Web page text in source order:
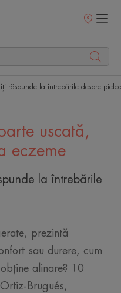
Retailerii
îți răspunde la întrebările despre
uscată,
eczeme
la întrebările
prezintă
sau durere, cum
alinare? 10
Brugués,